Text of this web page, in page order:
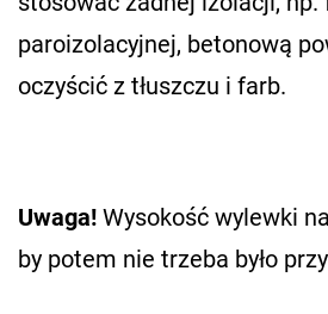
paroizolacyjnej, betonową
oczyścić z tłuszczu i farb.
Uwaga! Wysokość wylewki
by potem nie trzeba było